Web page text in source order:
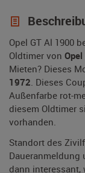
Opel GT Al 1900
Oldtimer von Opel
Mieten? Dieses
1972. Dieses
Außenfarbe rot-
diesem Oldtimer
vorhanden.
Standort des
Daueranmeldung
dann interessant,